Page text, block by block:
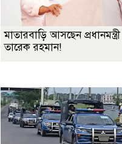
মাতারবাড়ি আসছেন প্রধানমন্ত্রী
তারেক রহমান!